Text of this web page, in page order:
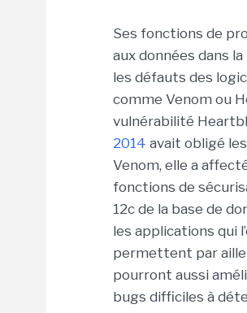
Ses fonctions de
aux données dans
les défauts des
comme Venom ou
vulnérabilité
2014 avait obligé
Venom, elle a
fonctions de
12c de la base de
les applications qui
permettent par
pourront aussi
bugs difficiles à